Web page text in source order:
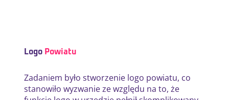
LogoPowiatu
Zadaniem było stworzenie logo powiatu, co
stanowiło wyzwanie ze względu na to, że